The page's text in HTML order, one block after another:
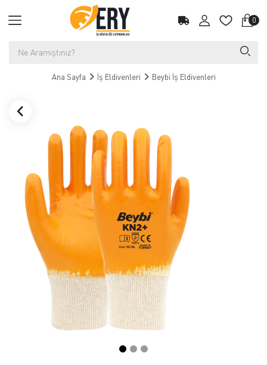
0
Ana Sayfa İş Eldivenleri Beybi İş Eldivenleri